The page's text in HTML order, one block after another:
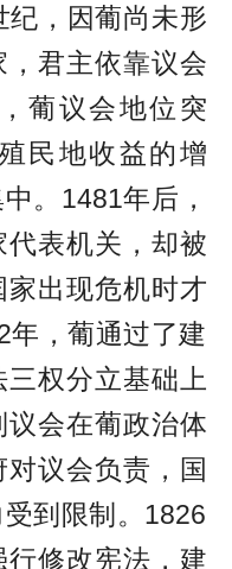
纪，因葡尚未形
君主依靠议会
葡议会地位突
民地收益的增
。1481年后，
表机关，却被
出现危机时才
年，葡通过了建
权分立基础上
会在葡政治体
议会负责，国
到限制。1826
修改宪法，建